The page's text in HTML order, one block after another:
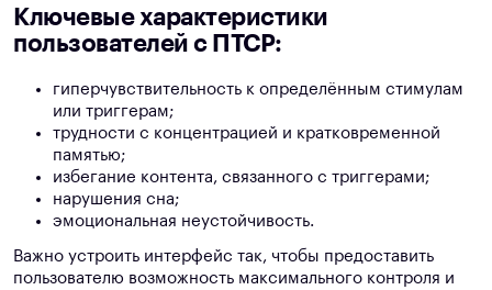
Ключевые характеристики
пользователей с ПТСР:
гиперчувствительность к определённым стимулам
или триггерам;
трудности с концентрацией и кратковременной
памятью;
избегание контента, связанного с триггерами;
нарушения сна;
эмоциональная неустойчивость.
Важно устроить интерфейс так, чтобы предоставить
пользователю возможность максимального контроля и